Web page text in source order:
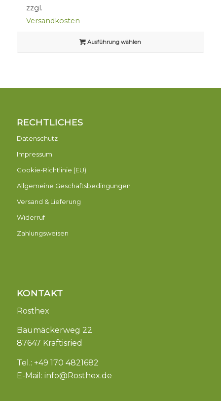
zzgl.
Versandkosten
Ausführung wählen
RECHTLICHES
Datenschutz
Impressum
Cookie-Richtlinie (EU)
Allgemeine Geschäftsbedingungen
Versand & Lieferung
Widerruf
Zahlungsweisen
KONTAKT
Rosthex
Baumäckerweg 22
87647 Kraftisried
Tel.: +49 170 4821682
E-Mail: info@Rosthex.de